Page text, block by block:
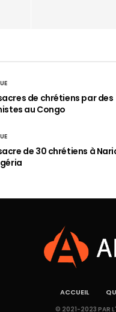
de chrétiens par des
au Congo
de 30 chrétiens à
ACCUEIL
© 2021-2023 PAR